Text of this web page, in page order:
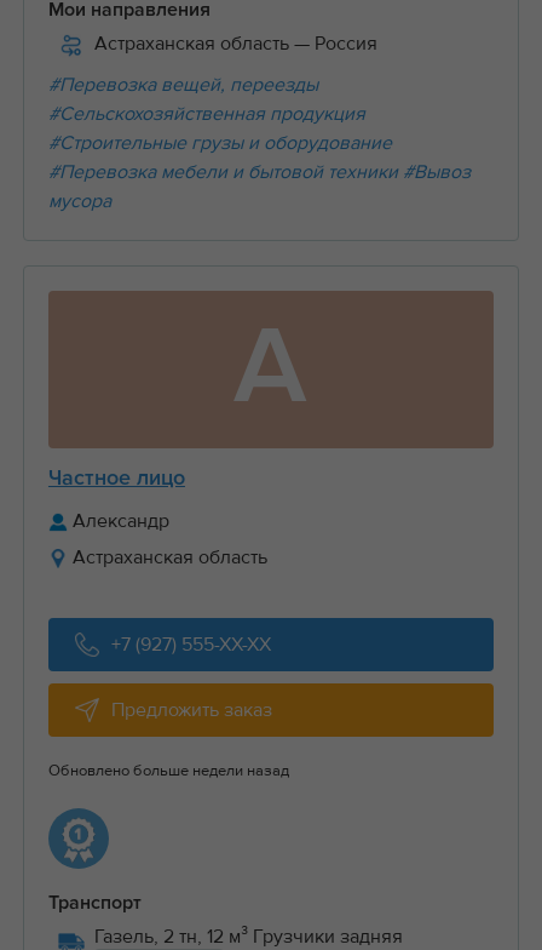
Мои направления
Астраханская область — Россия
#Перевозка вещей, переезды
#Сельскохозяйственная продукция
#Строительные грузы и оборудование
#Перевозка мебели и бытовой техники #Вывоз
мусора
А
Частное лицо
Александр
Астраханская область
+7 (927) 555-XX-XX
Предложить заказ
Обновлено больше недели назад
Транспорт
Газель, 2 тн, 12 м³ Грузчики задняя